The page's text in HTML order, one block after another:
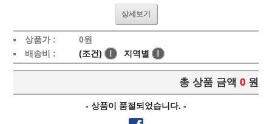
상세보기
상품가 : 0원
배송비 :
(조건) ! 지역별 !
총 상품 금액 0 원
- 상품이 품절되었습니다. -